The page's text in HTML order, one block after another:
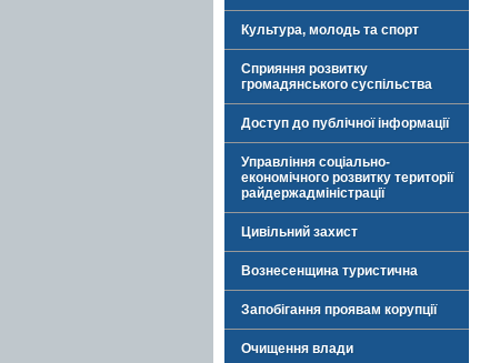
Культура, молодь та спорт
Сприяння розвитку
громадянського суспільства
Доступ до публічної інформації
Управління соціально-
економічного розвитку території
райдержадміністрації
Цивільний захист
Вознесенщина туристична
Запобігання проявам корупції
Очищення влади